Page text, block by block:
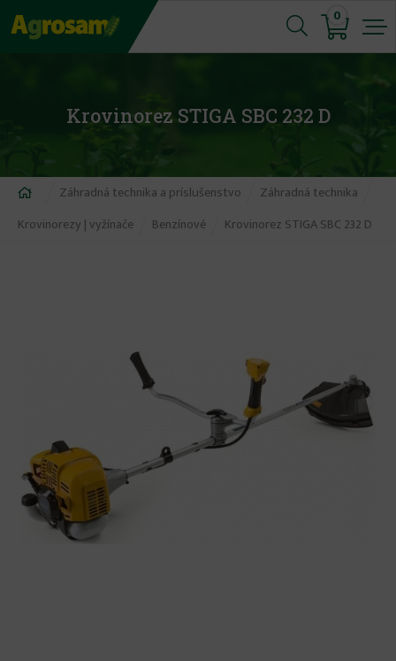
Jump
to
0
Krovinorez STIGA SBC 232 D
Nachádzate
sa
Záhradná technika a príslušenstvo
Záhradná technika
Krovinorezy | vyžínače
Benzínové Krovinorez STIGA SBC 232 D